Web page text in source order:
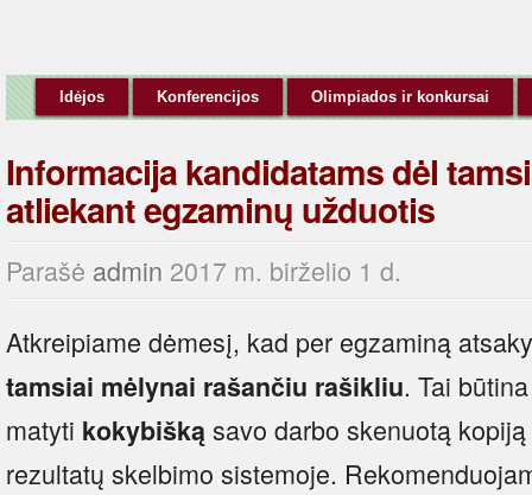
Idėjos Konferencijos Olimpiados ir konkursai
Informacija kandidatams dėl
atliekant egzaminų užduotis
Parašė admin 2017 m. birželio 1 d.
Atkreipiame dėmesį, kad per egzaminą
tamsiai mėlynai rašančiu rašikliu. Tai
matyti kokybiškąsavo darbo skenuotą
rezultatų skelbimo sistemoje.